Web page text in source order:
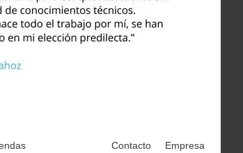
Contacto Empresa